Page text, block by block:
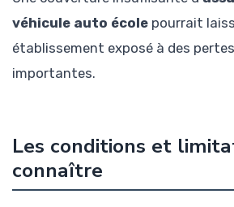
véhicule auto école pourrait
établissement exposé à des
importantes.
Les conditions et
connaître